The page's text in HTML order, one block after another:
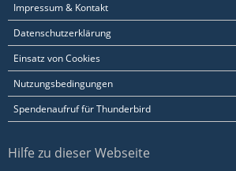
Impressum & Kontakt
Datenschutzerklärung
Einsatz von Cookies
Nutzungsbedingungen
Spendenaufruf für Thunderbird
Hilfe zu dieser Webseite